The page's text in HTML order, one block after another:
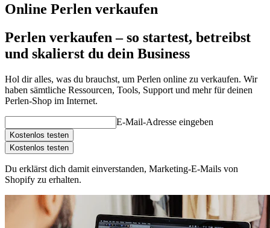
Online Perlen verkaufen
Perlen verkaufen – so startest, betreibst
und skalierst du dein Business
Hol dir alles, was du brauchst, um Perlen online zu verkaufen. Wir
haben sämtliche Ressourcen, Tools, Support und mehr für deinen
Perlen-Shop im Internet.
E-Mail-Adresse eingeben
Kostenlos testen
Kostenlos testen
Du erklärst dich damit einverstanden, Marketing-E-Mails von
Shopify zu erhalten.